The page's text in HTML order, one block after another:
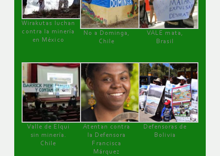
Wirakutas luchan
contra la minería
en México
No a Dominga,
Chile
VALE mata,
Brasil
Valle de Elqui
sin minería.
Chile
Atentan contra
la Defensora
Francisca
Márquez
Defensoras de
Bolivia